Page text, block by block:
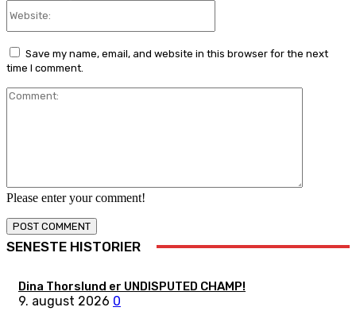
Please enter your comment!
Save my name, email, and website in this browser for the next
time I comment.
SENESTE HISTORIER
Dina Thorslund er UNDISPUTED CHAMP!
9. august 2026 0